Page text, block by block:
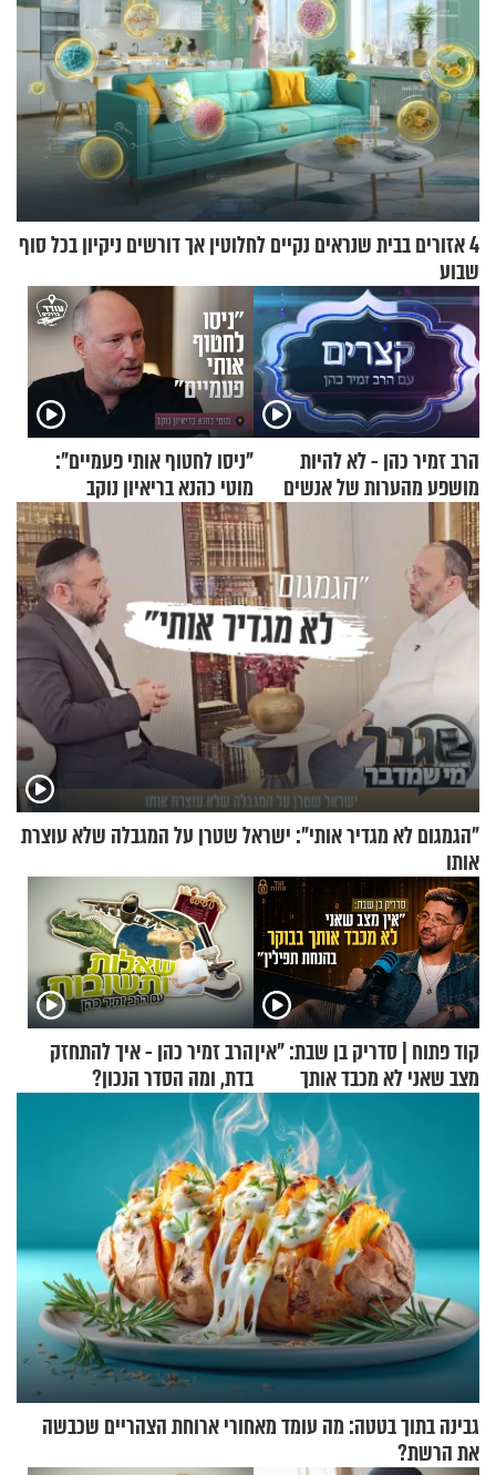
4 אזורים בבית שנראים נקיים לחלוטין אך דורשים ניקיון בכל סוף
שבוע
הרב זמיר כהן - לא להיות
מושפע מהערות של אנשים
"ניסו לחטוף אותי פעמיים":
מוטי כהנא בריאיון נוקב
"הגמגום לא מגדיר אותי": ישראל שטרן על המגבלה שלא עוצרת
אותו
קוד פתוח | סדריק בן שבת: "אין
מצב שאני לא מכבד אותך
בבוקר בהנחת תפילין"
הרב זמיר כהן - איך להתחזק
בדת, ומה הסדר הנכון?
גבינה בתוך בטטה: מה עומד מאחורי ארוחת הצהריים שכבשה
את הרשת?